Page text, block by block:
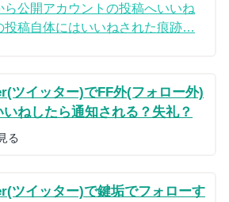
ら公開アカウントの投稿へいいね
投稿自体にはいいねされた痕跡…
ツイッター)でFF外(フォロー外)
いねしたら通知される？失礼？
る
ツイッター)で鍵垢でフォローす